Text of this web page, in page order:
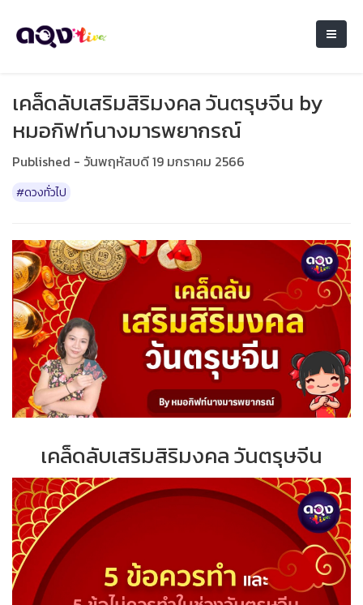
เคล็ดลับเสริมสิริมงคล วันตรุษจีน by
หมอกิฟท์นางมารพยากรณ์
Published - วันพฤหัสบดี 19 มกราคม 2566
#ดวงทั่วไป
เคล็ดลับเสริมสิริมงคล วันตรุษจีน